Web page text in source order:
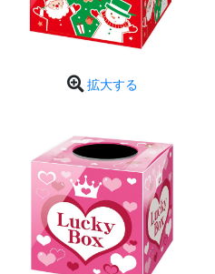
拡大する